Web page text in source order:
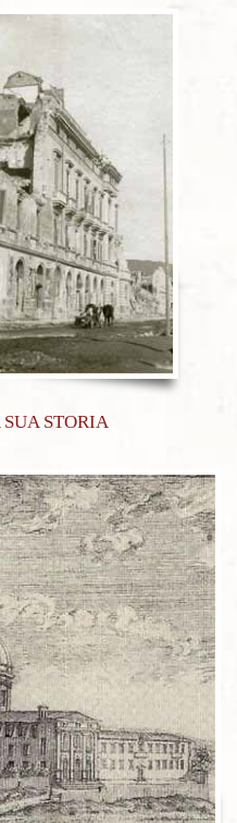
STORIA